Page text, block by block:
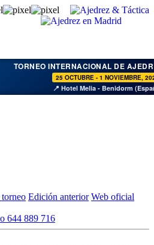
TORNEO INTERNACIONAL DE
25 OCTUBRE - 1 NOVIEMBRE,
📍 Hotel Melia - Benidorm
Edición anterior Web oficial
644 889 716